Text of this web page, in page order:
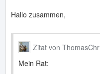
Hallo zusammen,
Zitat von ThomasChr
Mein Rat: